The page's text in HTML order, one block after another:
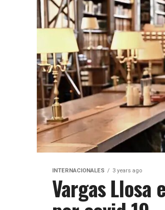
INTERNACIONALES 3 years ago
Vargas Llosa